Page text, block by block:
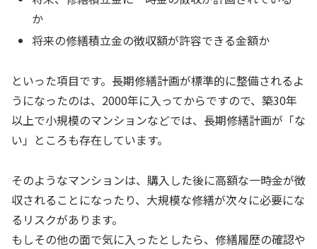
か
将来の修繕積立金の徴収額が許容できる金額か
といった項目です。長期修繕計画が標準的に整備されるよ
うになったのは、2000年に入ってからですので、築30年
以上で小規模のマンションなどでは、長期修繕計画が「な
い」ところも存在しています。
そのようなマンションは、購入した後に高額な一時金が徴
収されることになったり、大規模な修繕が次々に必要にな
るリスクがあります。
もしその他の面で気に入ったとしたら、修繕履歴の確認や